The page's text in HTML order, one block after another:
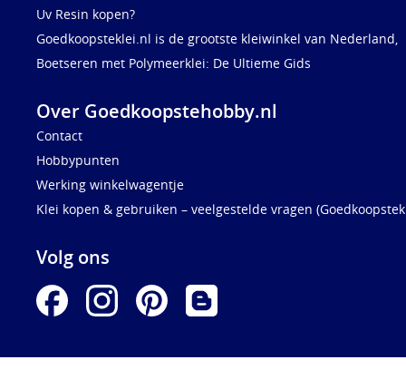
Uv Resin kopen?
Goedkoopsteklei.nl is de grootste kleiwinkel van Nederland,
Boetseren met Polymeerklei: De Ultieme Gids
Over Goedkoopstehobby.nl
Contact
Hobbypunten
Werking winkelwagentje
Klei kopen & gebruiken – veelgestelde vragen
Volg ons